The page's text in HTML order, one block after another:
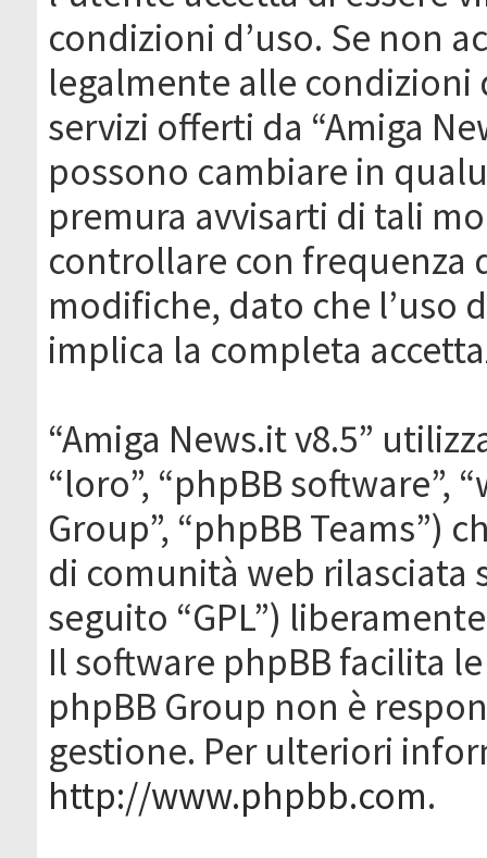
condizioni d’uso. Se non
legalmente alle condizioni
servizi offerti da “Amiga
possono cambiare in
premura avvisarti di tali
controllare con frequenza
modifiche, dato che l’uso
implica la completa
“Amiga News.it v8.5”
“loro”, “phpBB software”,
Group”, “phpBB Teams”)
di comunità web rilasciata
seguito “GPL”)
Il software phpBB facilita
phpBB Group non è
gestione. Per ulteriori
http://www.phpbb.com.